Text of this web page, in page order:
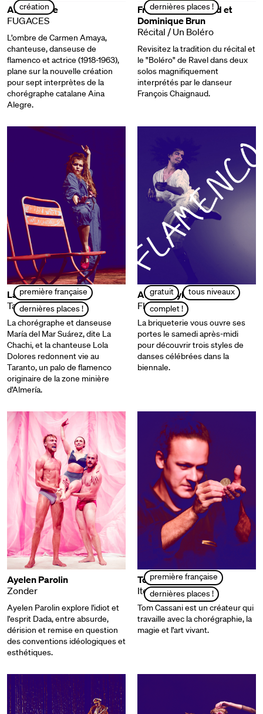
création
Aina Alegre
FUGACES
L’ombre de Carmen Amaya,
chanteuse, danseuse de
flamenco et actrice (1918-1963),
plane sur la nouvelle création
pour sept interprètes de la
chorégraphe catalane Aina
Alegre.
dernières places !
François Chaignaud et
Dominique Brun
Récital / Un Boléro
Revisitez la tradition du récital et
le "Boléro" de Ravel dans deux
solos magnifiquement
interprétés par le danseur
François Chaignaud.
première française
dernières places !
La Chachi
Taranto Aleatorio
La chorégraphe et danseuse
María del Mar Suárez, dite La
Chachi, et la chanteuse Lola
Dolores redonnent vie au
Taranto, un palo de flamenco
originaire de la zone minière
d’Almería.
gratuit
tous niveaux
complet !
Atelier stylé !
Flamenco
La briqueterie vous ouvre ses
portes le samedi après-midi
pour découvrir trois styles de
danses célébrées dans la
biennale.
Ayelen Parolin
Zonder
Ayelen Parolin explore l'idiot et
l'esprit Dada, entre absurde,
dérision et remise en question
des conventions idéologiques et
esthétiques.
première française
dernières places !
Tom Cassani
Iterations
Tom Cassani est un créateur qui
travaille avec la chorégraphie, la
magie et l'art vivant.